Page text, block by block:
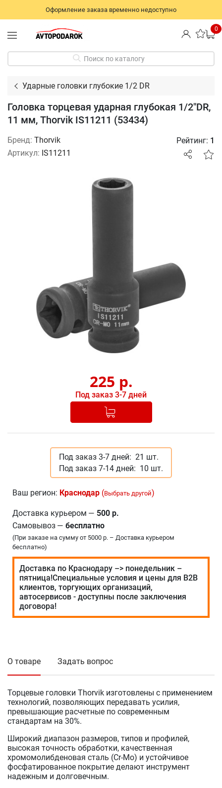
Оформление заказа временно недоступно
0
Поиск по каталогу
Ударные головки глубокие 1/2 DR
Головка торцевая ударная глубокая 1/2"DR,
11 мм, Thorvik IS11211 (53434)
Бренд: Thorvik
Артикул: IS11211
Рейтинг: 1
225 р.
Под заказ 3-7 дней
Добавлено в корзину
Под заказ 3-7 дней: 21 шт.
Под заказ 7-14 дней: 10 шт.
Ваш регион: Краснодар (Выбрать другой)
Доставка курьером — 500 р.
Самовывоз — бесплатно
(При заказе на сумму от 5000 р. – Доставка курьером
бесплатно)
Доставка по Краснодару –> понедельник –
пятница!Специальные условия и цены для В2В
клиентов, торгующих организаций,
автосервисов - доступны после заключения
договора!
О товаре Задать вопрос
Торцевые головки Thorvik изготовлены с применением
технологий, позволяющих передавать усилия,
превышающие расчетные по современным
стандартам на 30%.
Широкий диапазон размеров, типов и профилей,
высокая точность обработки, качественная
хромомолибденовая сталь (Cr-Mo) и устойчивое
фосфатированное покрытие делают инструмент
надежным и долговечным.